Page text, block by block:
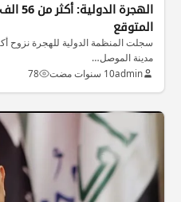
المتوقع
سجلت المنظمة الدولية للهجرة
مدينة الموصل…
admin10 سنوات مضت 78